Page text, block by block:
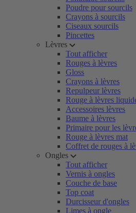
Poudre pour sourcils
Crayons à sourcils
Ciseaux sourcils
Pincettes
Lèvres
Tout afficher
Rouges à lèvres
Gloss
Crayons à lèvres
Repulpeur lèvres
Rouge à lèvres
Accessoires lèvres
Baume à lèvres
Primaire pour les
Rouge à lèvres mat
Coffret de rouges à
Ongles
Tout afficher
Vernis à ongles
Couche de base
Top coat
Durcisseur d'ongles
Limes à ongle